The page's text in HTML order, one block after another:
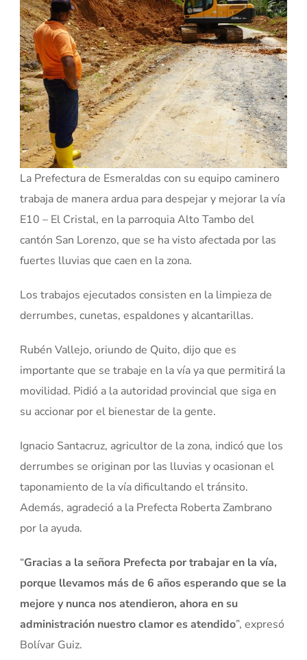
La Prefectura de Esmeraldas con su equipo caminero
trabaja de manera ardua para despejar y mejorar la vía
E10 – El Cristal, en la parroquia Alto Tambo del
cantón San Lorenzo, que se ha visto afectada por las
fuertes lluvias que caen en la zona.
Los trabajos ejecutados consisten en la limpieza de
derrumbes, cunetas, espaldones y alcantarillas.
Rubén Vallejo, oriundo de Quito, dijo que es
importante que se trabaje en la vía ya que permitirá la
movilidad. Pidió a la autoridad provincial que siga en
su accionar por el bienestar de la gente.
Ignacio Santacruz, agricultor de la zona, indicó que los
derrumbes se originan por las lluvias y ocasionan el
taponamiento de la vía dificultando el tránsito.
Además, agradeció a la Prefecta Roberta Zambrano
por la ayuda.
“Gracias a la señora Prefecta por trabajar en la vía,
porque llevamos más de 6 años esperando que se la
mejore y nunca nos atendieron, ahora en su
administración nuestro clamor es atendido”, expresó
Bolívar Guiz.